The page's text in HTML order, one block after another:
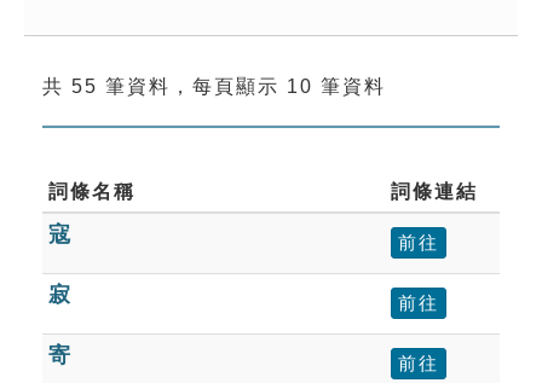
成語故事
索引選單
單字索引
生命大百科索引
遊戲專區
教學應用
共 55 筆資料，每頁顯示 10 筆資料
詞條名稱 詞條連結
寇 前往
寂 前往
寄 前往